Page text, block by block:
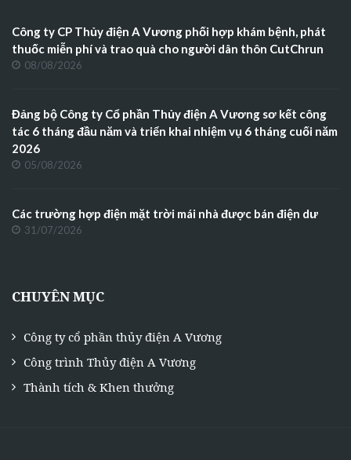
Công ty CP Thủy điện A Vương phối hợp khám bệnh, phát
thuốc miễn phí và trao quà cho người dân thôn CutChrun
08/08/2026
Đảng bộ Công ty Cổ phần Thủy điện A Vương sơ kết công
tác 6 tháng đầu năm và triển khai nhiệm vụ 6 tháng cuối năm
2026
05/08/2026
Các trường hợp điện mặt trời mái nhà được bán điện dư
31/07/2026
CHUYÊN MỤC
Công ty cổ phần thủy điện A Vương
Công trình Thủy điện A Vương
Thành tích & Khen thưởng